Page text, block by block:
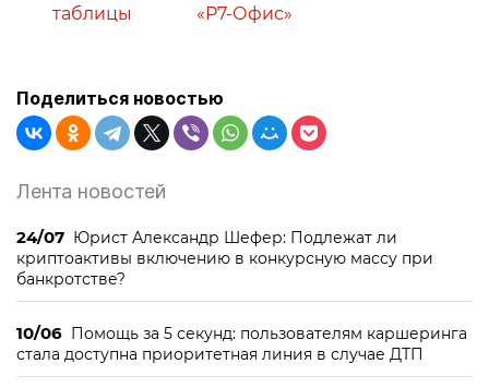
таблицы
«Р7-Офис»
Поделиться новостью
Лента новостей
24/07 Юрист Александр Шефер: Подлежат ли
криптоактивы включению в конкурсную массу при
банкротстве?
10/06 Помощь за 5 секунд: пользователям каршеринга
стала доступна приоритетная линия в случае ДТП